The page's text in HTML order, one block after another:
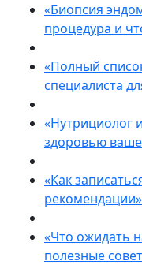
«Биопсия
процедура и
«Полный
специалиста
«Нутрициолог
здоровью
«Как
рекомендации»
«Что ожидать
полезные